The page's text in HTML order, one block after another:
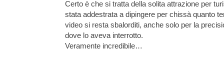
Certo è che si tratta della solita attrazione per
stata addestrata a dipingere per chissà quanto
video si resta sbalorditi, anche solo per la
dove lo aveva interrotto.
Veramente incredibile…